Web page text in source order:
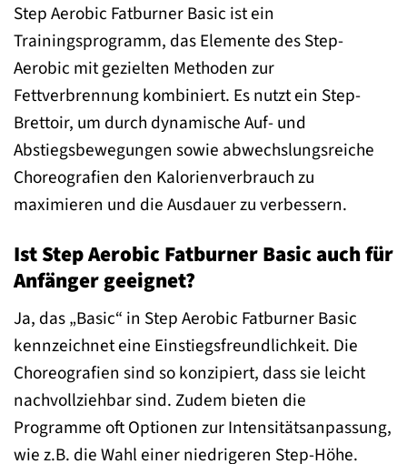
Step Aerobic Fatburner Basic ist ein
Trainingsprogramm, das Elemente des Step-
Aerobic mit gezielten Methoden zur
Fettverbrennung kombiniert. Es nutzt ein Step-
Brettoir, um durch dynamische Auf- und
Abstiegsbewegungen sowie abwechslungsreiche
Choreografien den Kalorienverbrauch zu
maximieren und die Ausdauer zu verbessern.
Ist Step Aerobic Fatburner Basic auch für
Anfänger geeignet?
Ja, das „Basic“ in Step Aerobic Fatburner Basic
kennzeichnet eine Einstiegsfreundlichkeit. Die
Choreografien sind so konzipiert, dass sie leicht
nachvollziehbar sind. Zudem bieten die
Programme oft Optionen zur Intensitätsanpassung,
wie z.B. die Wahl einer niedrigeren Step-Höhe.